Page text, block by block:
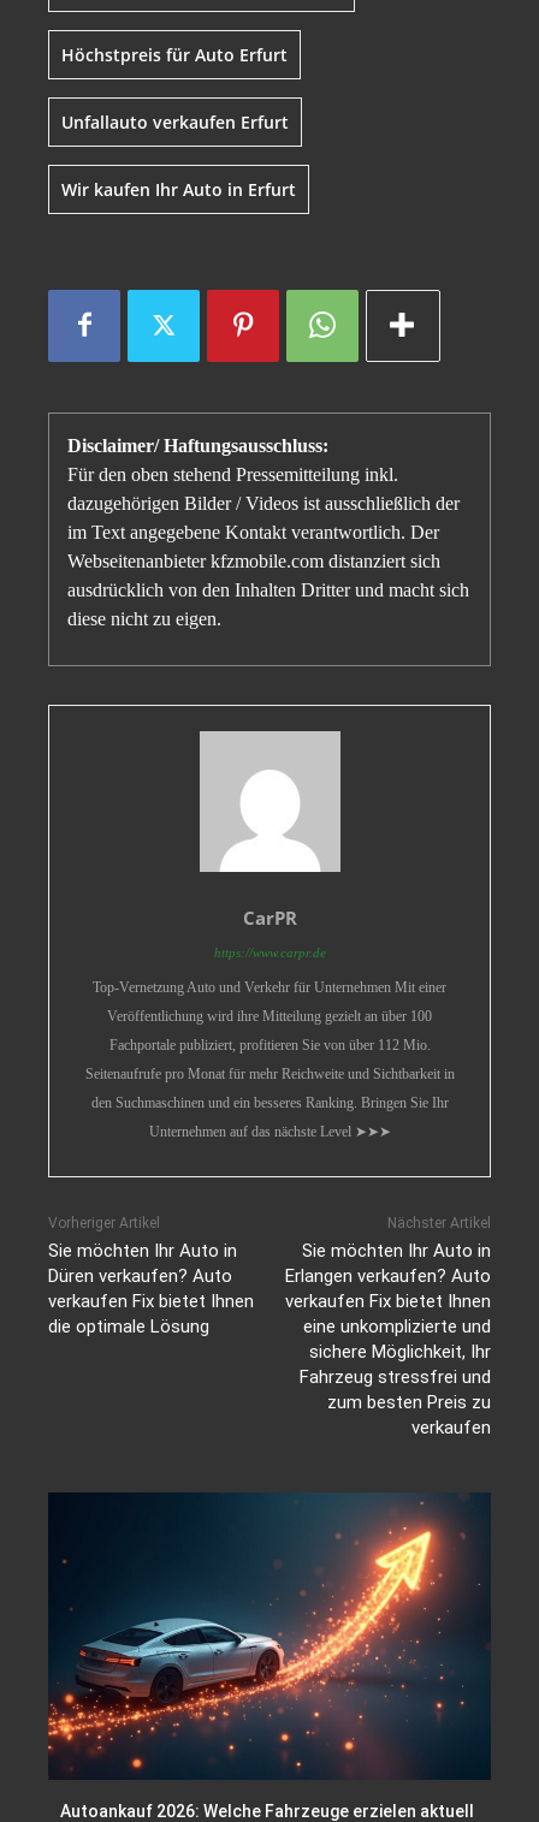
Höchstpreis für Auto Erfurt
Unfallauto verkaufen Erfurt
Wir kaufen Ihr Auto in Erfurt
Disclaimer/ Haftungsausschluss:
Für den oben stehend Pressemitteilung inkl.
dazugehörigen Bilder / Videos ist ausschließlich der
im Text angegebene Kontakt verantwortlich. Der
Webseitenanbieter kfzmobile.com distanziert sich
ausdrücklich von den Inhalten Dritter und macht sich
diese nicht zu eigen.
CarPR
https://www.carpr.de
Top-Vernetzung Auto und Verkehr für Unternehmen Mit einer
Veröffentlichung wird ihre Mitteilung gezielt an über 100
Fachportale publiziert, profitieren Sie von über 112 Mio.
Seitenaufrufe pro Monat für mehr Reichweite und Sichtbarkeit in
den Suchmaschinen und ein besseres Ranking. Bringen Sie Ihr
Unternehmen auf das nächste Level ➤➤➤
Vorheriger Artikel
Sie möchten Ihr Auto in
Düren verkaufen? Auto
verkaufen Fix bietet Ihnen
die optimale Lösung
Nächster Artikel
Sie möchten Ihr Auto in
Erlangen verkaufen? Auto
verkaufen Fix bietet Ihnen
eine unkomplizierte und
sichere Möglichkeit, Ihr
Fahrzeug stressfrei und
zum besten Preis zu
verkaufen
Autoankauf 2026: Welche Fahrzeuge erzielen aktuell